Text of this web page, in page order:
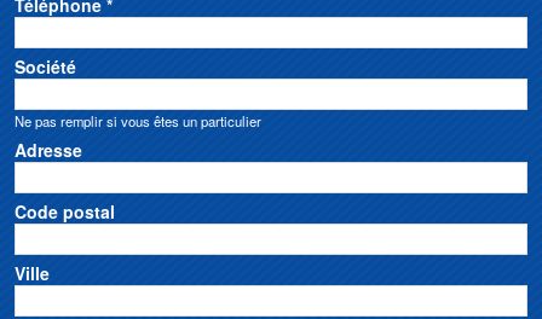
Société
Ne pas remplir si vous êtes un particulier
Adresse
Code postal
Ville